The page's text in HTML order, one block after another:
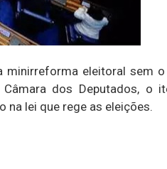
minirreforma eleitoral sem
dos Deputados, o
lei que rege as eleições.